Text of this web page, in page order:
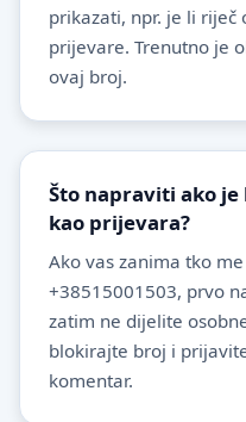
prikazati, npr. je li
prijevare. Trenutno je
ovaj broj.
Što napraviti ako
kao prijevara?
Ako vas zanima tko
+38515001503, prvo
zatim ne dijelite
blokirajte broj i
komentar.